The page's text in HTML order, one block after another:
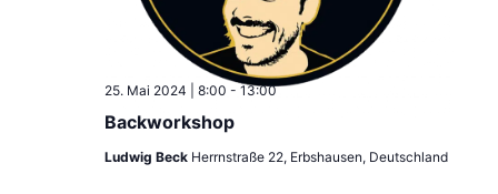
Backworkshop
25. Mai 2024 | 8:00 - 13:00
Ludwig Beck Herrnstraße 22, Erbshausen, Deutschland